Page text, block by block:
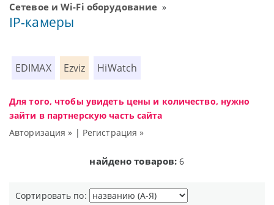
Сетевое и Wi-Fi оборудование »
IP-камеры
EDIMAX Ezviz HiWatch
Для того, чтобы увидеть цены и количество, нужно
зайти в партнерскую часть сайта
Авторизация » | Регистрация »
найдено товаров: 6
Сортировать по: